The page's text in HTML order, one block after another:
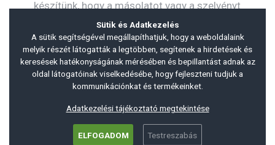
készítünk, hogy a másolatot vagy a szelvényt
esztétikusan, szakadás nélkül tudd átadni az
ügyfélnek, miközben a tőpéldány fixen a tömbben
marad.
3. Egyedi nyomtatványok
Sok vállalkozásnál a gyári nyomtatványok nem fedik le
a valós igényeket.
Egyedi munkalapok: Szervizeknek,
Sütik és Adatkezelés
A sütik segítségével megállapíthatjuk, hogy a weboldalaink
melyik részét látogatták a legtöbben, segítenek a hirdetések és
keresések hatékonyságának mérésében és bepillantást adnak az
oldal látogatóinak viselkedésébe, hogy fejleszteni tudjuk a
kommunikációnkat és termékeinket.
Adatkezelési tájékoztató megtekintése
ELFOGADOM Testreszabás